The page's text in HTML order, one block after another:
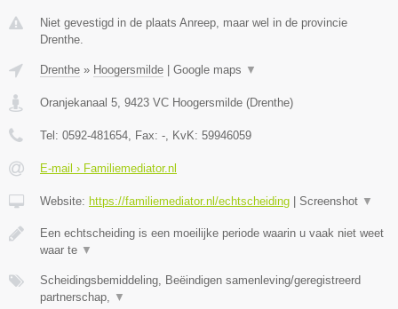
Niet gevestigd in de plaats Anreep, maar wel in de provincie
Drenthe.
Drenthe » Hoogersmilde | Google maps ▼
Oranjekanaal 5 9423 VC Hoogersmilde (Drenthe)
Tel: 0592-481654 , Fax: - , KvK: 59946059
E-mail › Familiemediator.nl
Website: https://familiemediator.nl/echtscheiding | Screenshot ▼
Een echtscheiding is een moeilijke periode waarin u vaak niet weet
waar te ▼
Scheidingsbemiddeling, Beëindigen samenleving/geregistreerd
partnerschap,
▼